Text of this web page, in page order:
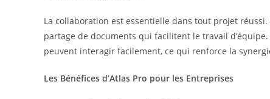
La collaboration est essentielle dans tout projet
partage de documents qui facilitent le travail
peuvent interagir facilement, ce qui renforce la
Les Bénéfices d’Atlas Pro pour les Entreprises